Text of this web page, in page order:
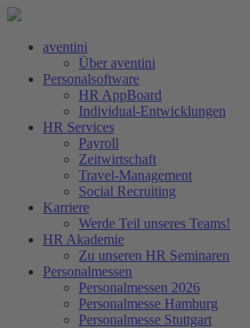
aventini
Über aventini
Personalsoftware
HR AppBoard
Individual-Entwicklungen
HR Services
Payroll
Zeitwirtschaft
Travel-Management
Social Recruiting
Karriere
Werde Teil unseres Teams!
HR Akademie
Zu unseren HR Seminaren
Personalmessen
Personalmessen 2026
Personalmesse Hamburg
Personalmesse Stuttgart